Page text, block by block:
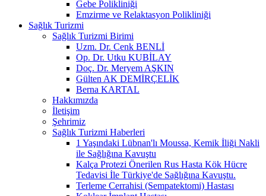
Gebe Polikliniği
Emzirme ve Relaktasyon Polikliniği
Sağlık Turizmi
Sağlık Turizmi Birimi
Uzm. Dr. Cenk BENLİ
Op. Dr. Utku KUBİLAY
Doç. Dr. Meryem AŞKIN
Gülten AK DEMİRÇELİK
Berna KARTAL
Hakkımızda
İletişim
Şehrimiz
Sağlık Turizmi Haberleri
1 Yaşındaki Lübnan'lı Moussa, Kemik İliği Nakli
ile Sağlığına Kavuştu
Kalça Protezi Önerilen Rus Hasta Kök Hücre
Tedavisi İle Türkiye'de Sağlığına Kavuştu.
Terleme Cerrahisi (Sempatektomi) Hastası